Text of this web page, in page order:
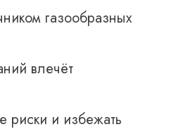
газообразных
влечёт
риски и избежать